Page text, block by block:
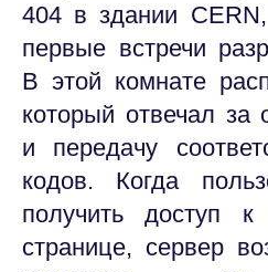
404 в здании
первые встречи
В этой комнате
который отвечал за
и передачу
кодов. Когда
получить доступ к
странице, сервер